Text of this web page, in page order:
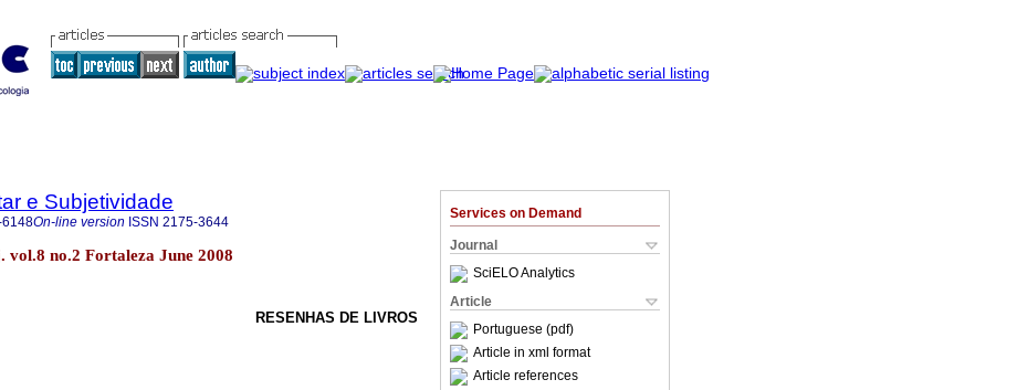
Services on Demand
Journal
SciELO Analytics
Article
Portuguese (pdf)
Article in xml format
Article references
e Subjetividade
6148On-line version ISSN 2175-3644
vol.8 no.2 Fortaleza June 2008
RESENHAS DE LIVROS